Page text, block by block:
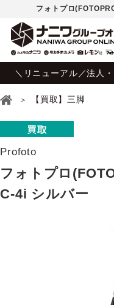
フォトプロ
＼リニューアル／法人
【買取】三脚
Profoto
フォトプロ
C-4i シルバー